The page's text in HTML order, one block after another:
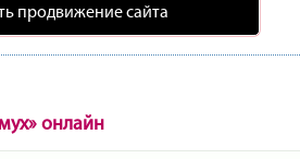
продвижение сайта
онлайн